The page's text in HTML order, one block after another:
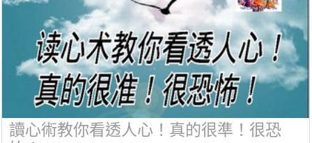
讀心術教你看透人心！真的很準！很恐